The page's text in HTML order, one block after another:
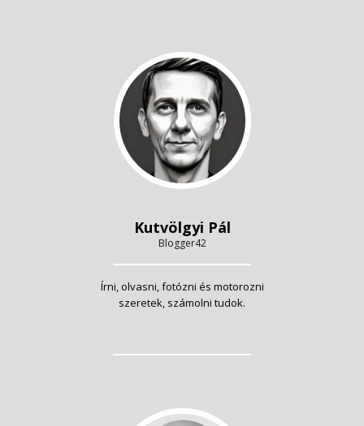
Kutvölgyi Pál
Blogger42
Írni, olvasni, fotózni és motorozni
szeretek, számolni tudok.